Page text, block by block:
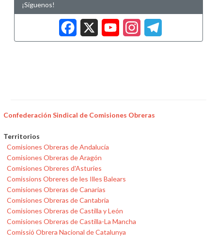
¡Síguenos!
Facebook
X
Confederación Sindical de Comisiones Obreras
Territorios
Comisiones Obreras de Andalucía
Comisiones Obreras de Aragón
Comisiones Obreres d'Asturies
Comissions Obreres de les Illes Balears
Comisiones Obreras de Canarias
Comisiones Obreras de Cantabria
Comisiones Obreras de Castilla y León
Comisiones Obreras de Castilla-La Mancha
Comissió Obrera Nacional de Catalunya